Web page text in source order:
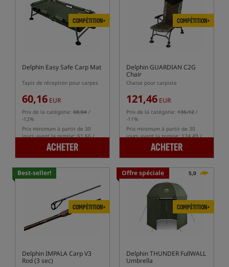
COMPÉTITION+
Delphin Easy Safe Carp Mat
Tapis de réception pour carpes
60,16 EUR
Prix de la catégorie: 68,04 /
-12%
Prix minimum à partir de 30
jours avant la remise: 61.66 /
ACHETER
COMPÉTITION+
Delphin GUARDIAN C2G
Chair
Chaise pour carpiste
121,46 EUR
Prix de la catégorie: 136,12 /
-11%
Prix minimum à partir de 30
jours avant la remise: 124.49 /
ACHETER
Best-seller!
COMPÉTITION+
Delphin IMPALA Carp V3
Rod (3 sec)
Offre spéciale 5,0
COMPÉTITION+
Delphin THUNDER FullWALL
Umbrella